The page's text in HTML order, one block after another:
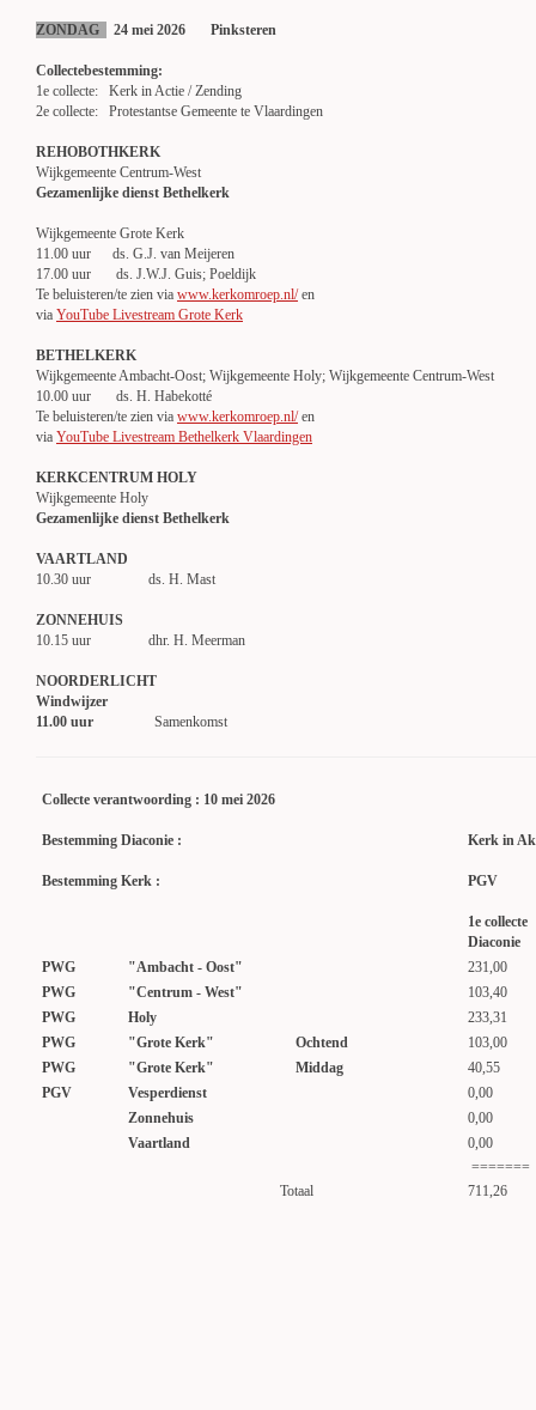
ZONDAG 24 mei 2026 Pinksteren
Collectebestemming:
1e collecte: Kerk in Actie / Zending
2e collecte: Protestantse Gemeente te Vlaardingen
REHOBOTHKERK
Wijkgemeente Centrum-West
Gezamenlijke dienst Bethelkerk
Wijkgemeente Grote Kerk
11.00 uur ds. G.J. van Meijeren
17.00 uur ds. J.W.J. Guis; Poeldijk
Te beluisteren/te zien via www.kerkomroep.nl/en
via YouTube Livestream Grote Kerk
BETHELKERK
Wijkgemeente Ambacht-Oost; Wijkgemeente Holy; Wijkgemeente Centrum-West
10.00 uur ds. H. Habekotté
Te beluisteren/te zien via www.kerkomroep.nl/en
via YouTube Livestream Bethelkerk Vlaardingen
KERKCENTRUM HOLY
Wijkgemeente Holy
Gezamenlijke dienst Bethelkerk
VAARTLAND
10.30 uur ds. H. Mast
ZONNEHUIS
10.15 uur dhr. H. Meerman
NOORDERLICHT
Windwijzer
11.00 uur Samenkomst
Collecte verantwoording : 10 mei 2026
Bestemming Diaconie : Kerk in
Bestemming Kerk : PGV
1e collecte
Diaconie
PWG
"Ambacht - Oost"
231,00
PWG
"Centrum - West"
103,40
PWG
Holy
233,31
PWG
"Grote Kerk" Ochtend
103,00
PWG
"Grote Kerk" Middag
40,55
PGV
Vesperdienst
0,00
Zonnehuis
0,00
Vaartland
0,00
=======
Totaal
711,26